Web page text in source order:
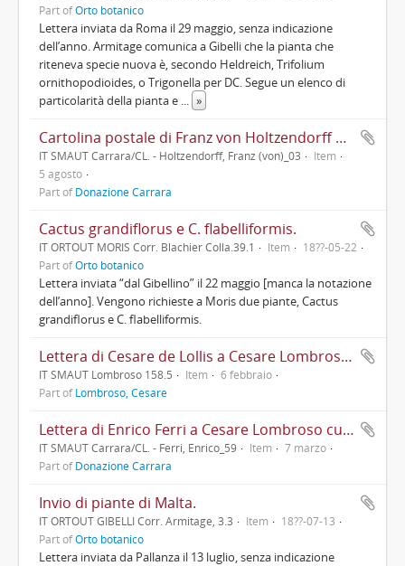
Part ofOrto botanico
Lettera inviata da Roma il 29 maggio, senza indicazione
dell’anno. Armitage comunica a Gibelli che la pianta che
riteneva specie nuova è, secondo Heldreich, Trifolium
ornithopodioides, o Trigonella per DC. Segue un elenco di
particolarità della pianta e ... »
Cartolina postale di Franz von Holtzendorff a Cesare Lombroso
IT SMAUT Carrara/CL. - Holtzendorff, Franz (von)_03
Item
5 agosto
Part ofDonazione Carrara
Cactus grandiflorus e C. flabelliformis.
IT ORTOUT MORIS Corr. Blachier Colla.39.1 Item
18??-05-22
Part ofOrto botanico
Lettera inviata “dal Gibellino” il 22 maggio [manca la notazione
dell’anno]. Vengono richieste a Moris due piante, Cactus
grandiflorus e C. flabelliformis.
Lettera di Cesare de Lollis a Cesare Lombroso cui restituisce il manoscritto di un articolo con alcune aggiunte; scrive che gradirebbe averne qualche estratto perché vorrebbe "far conoscere [l'articolo] a qualche Colombista d'America"
IT SMAUT Lombroso 158.5 Item
6 febbraio
Part ofLombroso, Cesare
Lettera di Enrico Ferri a Cesare Lombroso cui scrive di aver incontrato il giorno precedente Edmondo Mayor Des Planches il quale spera che Francesco Crispi "prenda abbonamento a 10 Archivi", chiede se il prossimo numero dell'«Archivio di psichiatria» stia per uscire, gli invia manoscritti bibliografici e giudica come "insensatissima" l'idea di pubblicare l'«Archivio di psichiatria» a volume e non regolarmente. Lo informa di stare scrivendo la prolusione per Pisa da pubblicarsi sull'«Archivio giuridico» di Filippo Serafini ed una recensione di un libro per la rivista di Giuseppe Albini. Accenna al proprio atteggiamento contro Zanardelli, alla relazione che farà per Agostino Berenini nella seconda metà di marzo e al fatto che è certo di avere la cattedra a Pisa
IT SMAUT Carrara/CL. - Ferri, Enrico_59 Item
7 marzo
Part ofDonazione Carrara
Invio di piante di Malta.
IT ORTOUT GIBELLI Corr. Armitage, 3.3 Item
18??-07-13
Part ofOrto botanico
Lettera inviata da Pallanza il 13 luglio, senza indicazione